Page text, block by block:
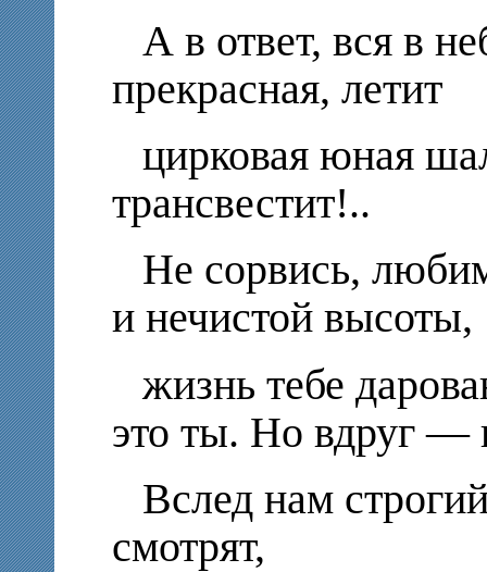
А в ответ, вся в
прекрасная, летит
цирковая юная
трансвестит!..
Не сорвись,
и нечистой высоты,
жизнь тебе
это ты. Но вдруг —
Вслед нам
смотрят,